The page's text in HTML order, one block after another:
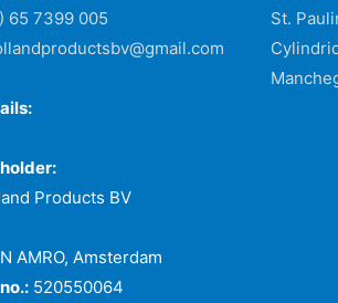
65 7399 005
Products BV
AMRO, Amsterdam
520550064
St.